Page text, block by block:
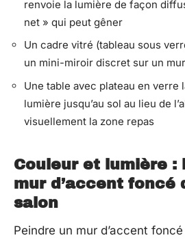
renvoie la lumière de façon
net » qui peut gêner
Un cadre vitré (tableau sous
un mini-miroir discret sur un
Une table avec plateau en verre
lumière jusqu’au sol au lieu de
visuellement la zone repas
Couleur et lumière :
mur d’accent foncé
salon
Peindre un mur d’accent